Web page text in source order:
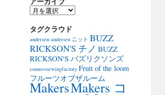
リア
カ
イ
ブ
タグクラウド
andersen-andersen ニット BUZZ
RICKSON'S チノ BUZZ
RICKSON'S バズリクソンズ
connerssewingfactory Fruit of the loom
フルーツオブザルーム
MakersMakers コ